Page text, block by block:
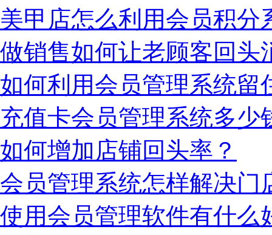
美甲店怎么利用会员积分
做销售如何让老顾客回头
如何利用会员管理系统留
充值卡会员管理系统多少
如何增加店铺回头率？
会员管理系统怎样解决门
使用会员管理软件有什么